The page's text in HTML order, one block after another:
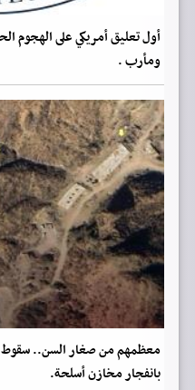
أول تعليق أمريكي على الهجوم
ومأرب .
معظمهم من صغار السن.. سقوط
بانفجار مخازن أسلحة.